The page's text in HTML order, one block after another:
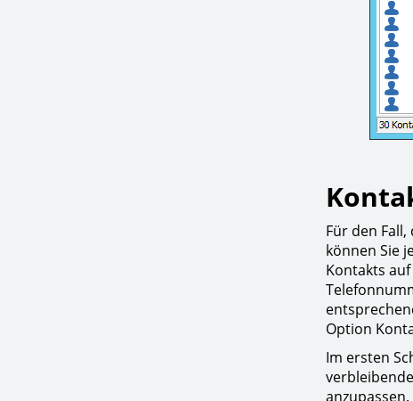
Für den
können Sie
Kontakts
Option
Im ersten